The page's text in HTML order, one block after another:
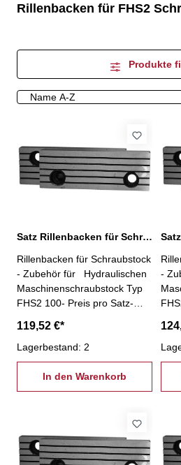
Rillenbacken für FHS2
Produkte
Satz Rillenbacken für Schraubstock Typ FHS2 100
Rillenbacken für Schraubstock
- Zubehör für Hydraulischen
Maschinenschraubstock Typ
FHS2 100- Preis pro Satz-
119,52 €*
Lagerbestand: 2
In den Warenkorb
-